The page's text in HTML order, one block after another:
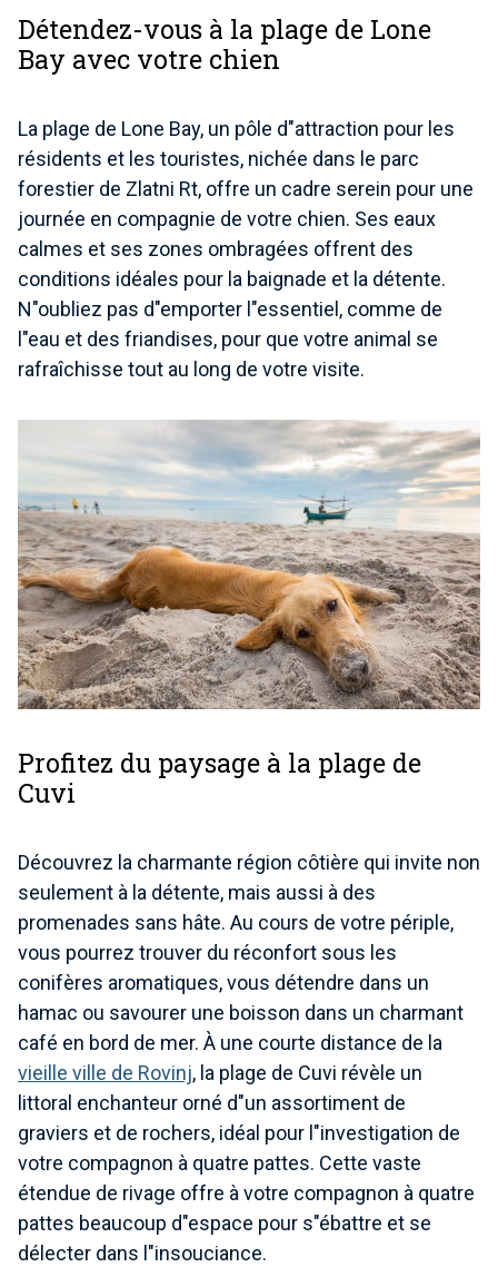
Détendez-vous à la plage de Lone
Bay avec votre chien
La plage de Lone Bay, un pôle d"attraction pour les
résidents et les touristes, nichée dans le parc
forestier de Zlatni Rt, offre un cadre serein pour une
journée en compagnie de votre chien. Ses eaux
calmes et ses zones ombragées offrent des
conditions idéales pour la baignade et la détente.
N"oubliez pas d"emporter l"essentiel, comme de
l"eau et des friandises, pour que votre animal se
rafraîchisse tout au long de votre visite.
Profitez du paysage à la plage de
Cuvi
Découvrez la charmante région côtière qui invite non
seulement à la détente, mais aussi à des
promenades sans hâte. Au cours de votre périple,
vous pourrez trouver du réconfort sous les
conifères aromatiques, vous détendre dans un
hamac ou savourer une boisson dans un charmant
café en bord de mer. À une courte distance de la
vieille ville de Rovinj, la plage de Cuvi révèle un
littoral enchanteur orné d"un assortiment de
graviers et de rochers, idéal pour l"investigation de
votre compagnon à quatre pattes. Cette vaste
étendue de rivage offre à votre compagnon à quatre
pattes beaucoup d"espace pour s"ébattre et se
délecter dans l"insouciance.